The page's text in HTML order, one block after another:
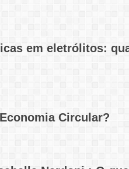
em eletrólitos:
Circular?